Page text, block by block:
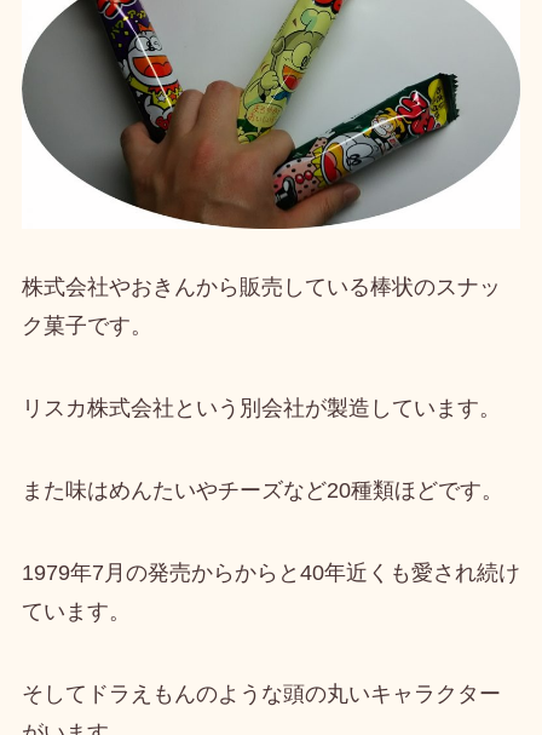
株式会社やおきんから販売している棒状のスナッ
ク菓子です。
リスカ株式会社という別会社が製造しています。
また味はめんたいやチーズなど20種類ほどです。
1979年7月の発売からからと40年近くも愛され続け
ています。
そしてドラえもんのような頭の丸いキャラクター